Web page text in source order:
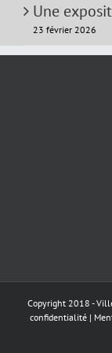
Une
23 février 2026
Copyright 2018 -
confidentialité |